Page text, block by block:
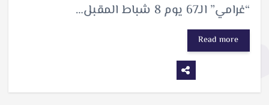
“غرامي” الـ67 يوم 8 شباط المقبل…
Read more